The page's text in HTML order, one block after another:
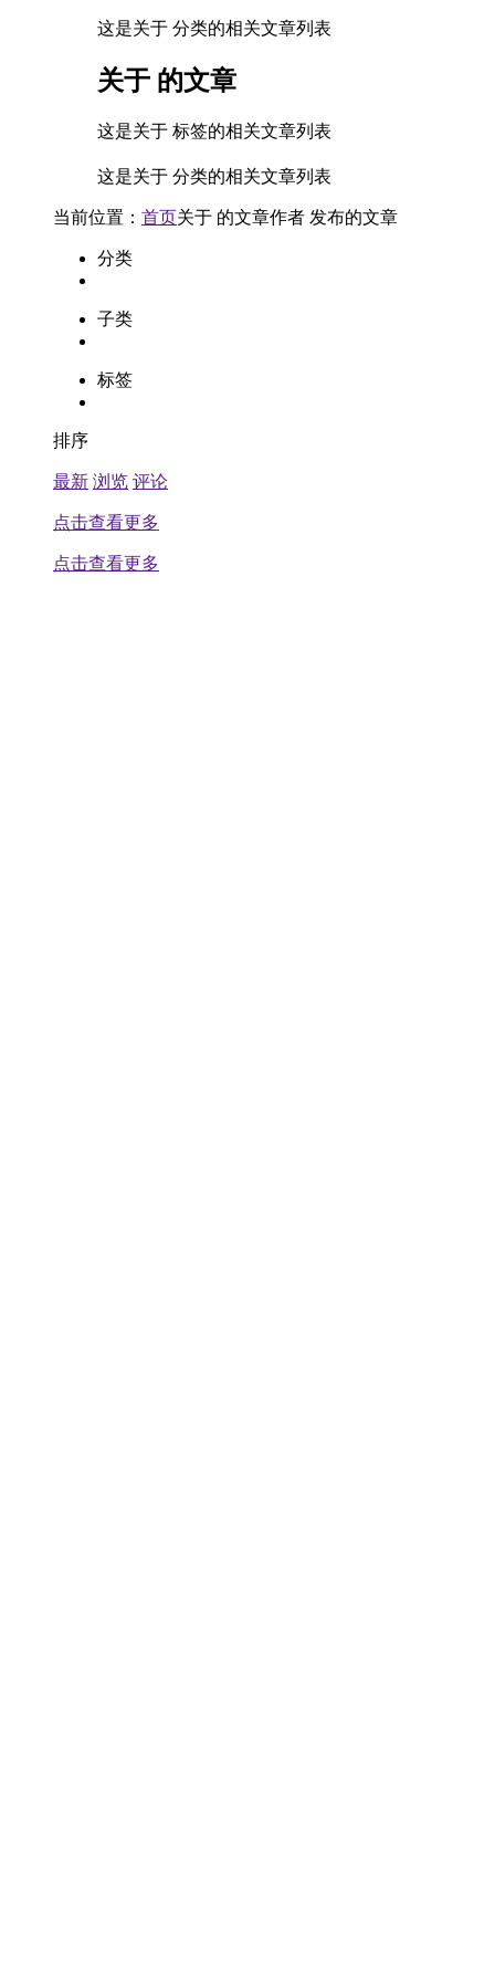
这是关于 分类的相关文章列表
关于 的文章
这是关于 标签的相关文章列表
这是关于 分类的相关文章列表
当前位置： 首页关于 的文章作者 发布的文章
分类
子类
标签
排序
最新 浏览 评论
点击查看更多
点击查看更多